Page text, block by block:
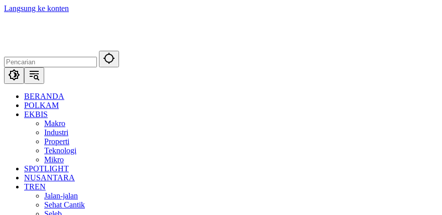
Langsung ke konten
BERANDA
POLKAM
EKBIS
Makro
Industri
Properti
Teknologi
Mikro
SPOTLIGHT
NUSANTARA
TREN
Jalan-jalan
Sehat Cantik